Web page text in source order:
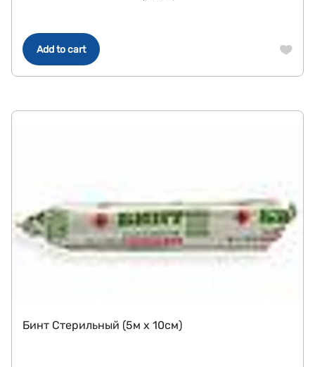
Add to cart
Бинт Стерильный (5м x 10см)